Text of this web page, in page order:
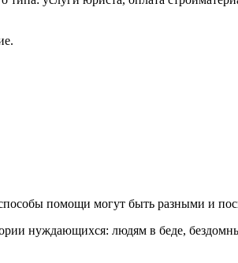
помощи могут быть разными и
нуждающихся: людям в беде,